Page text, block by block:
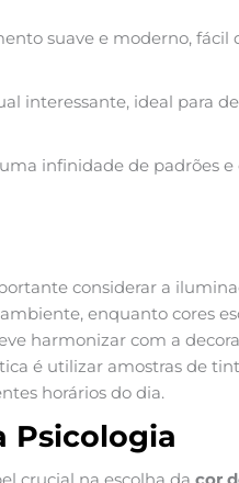
suave e moderno, fácil
interessante, ideal para
infinidade de padrões
considerar a
enquanto cores
harmonizar com a
é utilizar amostras de
horários do dia.
Psicologia